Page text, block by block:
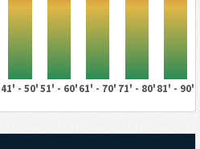
41' - 50'51' - 60'61' - 70' 71' - 80'81' - 90'